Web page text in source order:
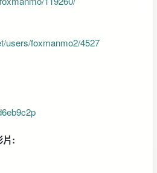
users/foxmanmo2/4527
片: